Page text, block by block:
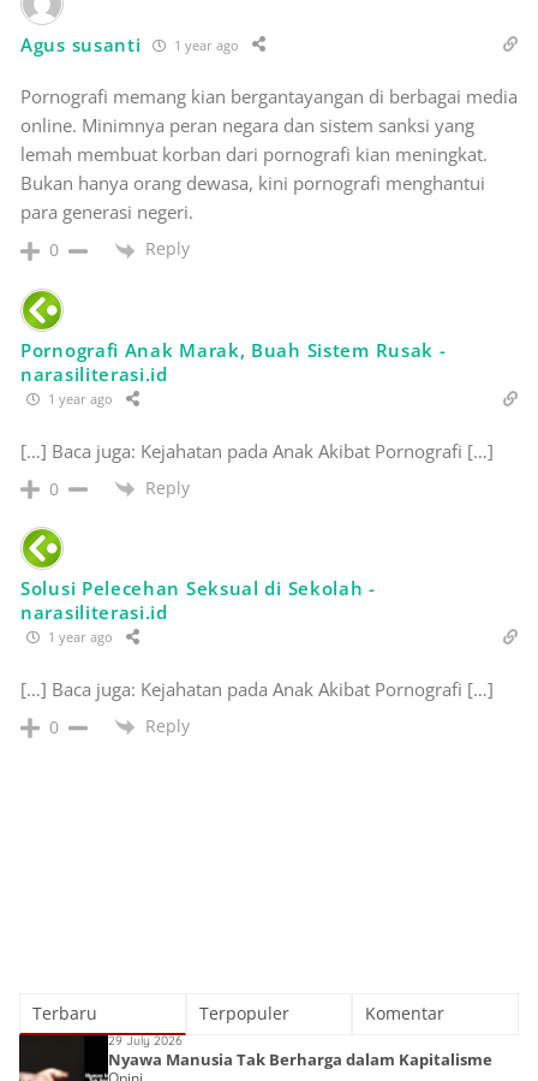
Agus susanti 1 year ago
Pornografi memang kian bergantayangan di berbagai media
online. Minimnya peran negara dan sistem sanksi yang
lemah membuat korban dari pornografi kian meningkat.
Bukan hanya orang dewasa, kini pornografi menghantui
para generasi negeri.
0 Reply
Pornografi Anak Marak, Buah Sistem Rusak -
narasiliterasi.id
1 year ago
[…] Baca juga: Kejahatan pada Anak Akibat Pornografi […]
0 Reply
Solusi Pelecehan Seksual di Sekolah -
narasiliterasi.id
1 year ago
[…] Baca juga: Kejahatan pada Anak Akibat Pornografi […]
0 Reply
Terbaru Terpopuler Komentar
29 July 2026
Nyawa Manusia Tak Berharga dalam Kapitalisme